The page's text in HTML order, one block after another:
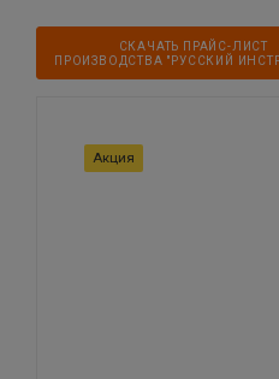
СКАЧАТЬ ПРАЙС-ЛИСТ
ПРОИЗВОДСТВА "РУССКИЙ
Акция